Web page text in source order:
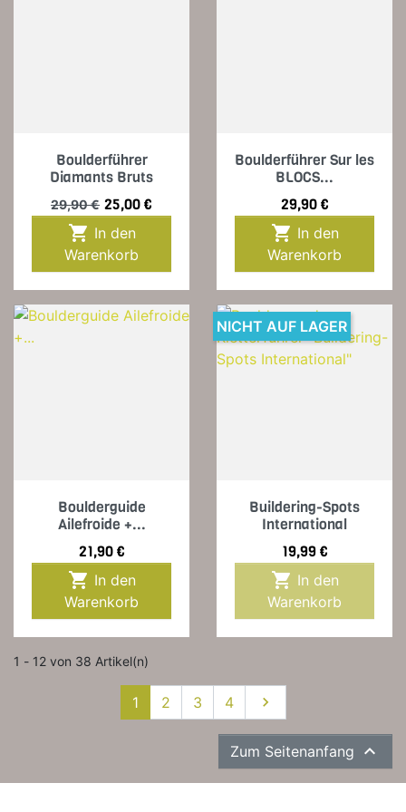
Boulderführer
Diamants Bruts
Verkaufspreis
29,90 € Preis
25,00 €

Warenkorb
Boulderführer Sur les
BLOCS...
Preis
29,90 €

Warenkorb
Boulderguide
Ailefroide +...
Preis
21,90 €

Warenkorb
Buildering-Spots
International
Preis
19,99 €

Warenkorb
NICHT AUF LAGER
1 - 12 von 38 Artikel(n)
1 2 3 4 Weiter

Zum Seitenanfang 